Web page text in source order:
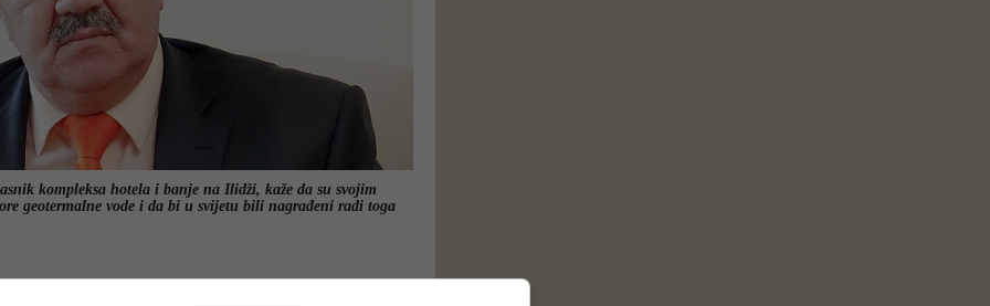
kompleksa hotela i banje na Ilidži, kaže da su svojim
geotermalne vode i da bi u svijetu bili nagrađeni radi toga